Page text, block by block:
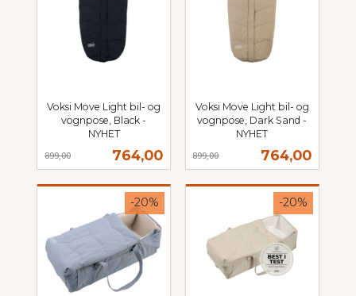
Voksi Move Light bil- og
vognpose, Black -
NYHET
Tilbud
764,00
899,00
mva.
Voksi Move Light bil- og
vognpose, Dark Sand -
NYHET
Tilbud
764,00
899,00
mva.
-20% -20%